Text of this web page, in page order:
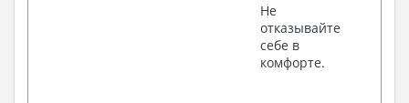
Не
отказывайте
себе в
комфорте.